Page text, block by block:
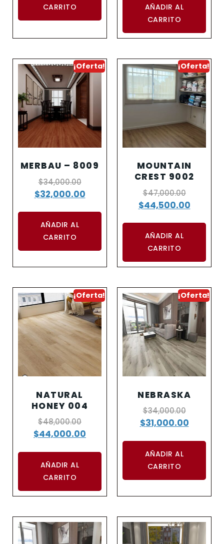
CARRITO
AÑADIR AL
CARRITO
¡Oferta!
MERBAU – 8009
$34,000.00
$32,000.00
AÑADIR AL
CARRITO
¡Oferta!
MOUNTAIN
CREST 9002
$47,000.00
$44,500.00
AÑADIR AL
CARRITO
¡Oferta!
NATURAL
HONEY 004
$48,000.00
$44,000.00
AÑADIR AL
CARRITO
¡Oferta!
NEBRASKA
$34,000.00
$31,000.00
AÑADIR AL
CARRITO